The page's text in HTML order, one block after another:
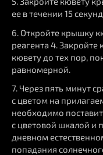
ее в течении 15
6. Откройте крышку
реагента 4.
кювету до тех пор,
равномерной.
7. Через пять минут
с цветом на
необходимо
с цветовой шкалой и
дневном
попадания